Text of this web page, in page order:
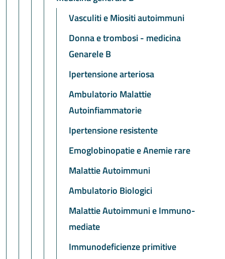
Vasculiti e Miositi autoimmuni
Donna e trombosi - medicina
Genarele B
Ipertensione arteriosa
Ambulatorio Malattie
Autoinfiammatorie
Ipertensione resistente
Emoglobinopatie e Anemie rare
Malattie Autoimmuni
Ambulatorio Biologici
Malattie Autoimmuni e Immuno-
mediate
Immunodeficienze primitive